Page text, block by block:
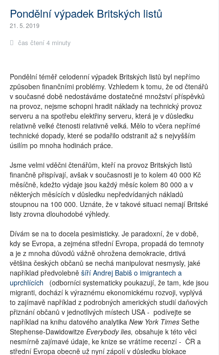
Pondělní výpadek Britských listů
21. 5. 2019
čas čtení 4 minuty
Pondělní téměř celodenní výpadek Britských listů byl nepřímo
způsoben finančními problémy. Vzhledem k tomu, že od čtenářů
v současné době nedostáváme dostatečné množství příspěvků
na provoz, nejsme schopni hradit náklady na technický provoz
serveru a na spotřebu elektřiny serveru, která je v důsledku
relativně velké čtenosti relativně velká. Mělo to včera nepřímé
technické dopady, které se podařilo odstranit až s nejvyšším
úsilím po mnoha hodinách práce.
Jsme velmi vděčni čtenářům, kteří na provoz Britských listů
finančně přispívají, avšak v současnosti je to kolem 40 000 Kč
měsíčně, kdežto výdaje jsou každý měsíc kolem 80 000 a v
některých měsících v důsledku nepředvídaných nákladů
stoupnou na 100 000. Uznáte, že v takové situaci nemají Britské
listy zrovna dlouhodobé výhledy.
Dívám se na to docela pesimisticky. Je paradoxní, že v době,
kdy se Evropa, a zejména střední Evropa, propadá do temnoty
a je z mnoha důvodů vážně ohrožena demokracie, drtivá
většina českých občanů se nechá manipulovat nesmysly, jaké
například předvolebně šíří Andrej Babiš o imigrantech a
uprchlících (odborníci systematicky poukazují, že tam, kde jsou
migranti, dochází k výraznému ekonomickému rozvoji, vyplývá
to zajímavě například z podrobných amerických studií daňových
přiznání občanů v jednotlivých místech USA - podívejte se
například na knihu datového analytika New York Times Sethe
Stephense-Dawidowitze Everybody lies, obsahuje k této věci
nesmírně zajímavé údaje, ke knize se vrátíme recenzí - ČR a
střední Evropa obecně už nyní zápolí v důsledku blokace